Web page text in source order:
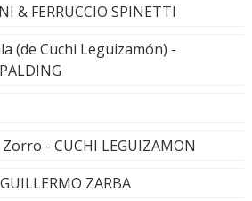
& FERRUCCIO SPINETTI
(de Cuchi Leguizamón) -
- CUCHI LEGUIZAMON
ZARBA